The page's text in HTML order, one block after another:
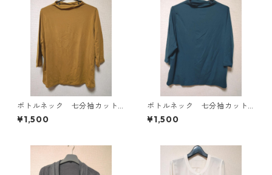
ボトルネック 七分袖カット
ソー ４Ｌ マスタード KA
E-4816
¥1,500
ボトルネック 七分袖カット
ソー ４Ｌ ティールグリー
ン KAE-4815
¥1,500